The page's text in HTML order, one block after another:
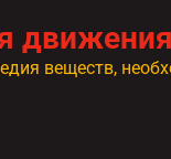
движения
веществ,